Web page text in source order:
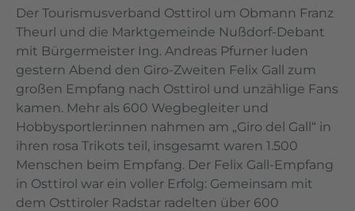
Der Tourismusverband Osttirol um Obmann Franz
Theurl und die Marktgemeinde Nußdorf-Debant
mit Bürgermeister Ing. Andreas Pfurner luden
gestern Abend den Giro-Zweiten Felix Gall zum
großen Empfang nach Osttirol und unzählige Fans
kamen. Mehr als 600 Wegbegleiter und
Hobbysportler:innen nahmen am „Giro del Gall“ in
ihren rosa Trikots teil, insgesamt waren 1.500
Menschen beim Empfang. Der Felix Gall-Empfang
in Osttirol war ein voller Erfolg: Gemeinsam mit
dem Osttiroler Radstar radelten über 600